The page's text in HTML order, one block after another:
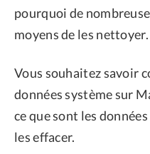
pourquoi de
moyens de les nettoyer.
Vous souhaitez savoir
données système sur
ce que sont les
les effacer.